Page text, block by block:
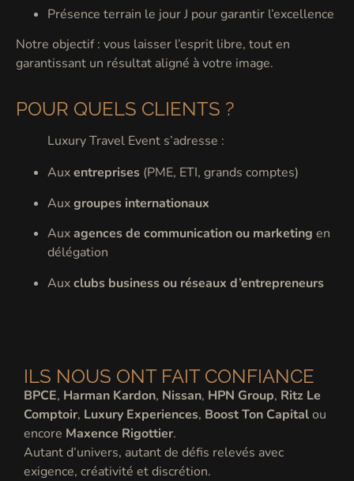
Présence terrain le jour J pour garantir l’excellence
Notre objectif : vous laisser l’esprit libre, tout en
garantissant un résultat aligné à votre image.
POUR QUELS CLIENTS ?
Luxury Travel Event s’adresse :
Auxentreprises (PME, ETI, grands comptes)
Auxgroupes internationaux
Auxagences de communication ou marketing en
délégation
Auxclubs business ou réseaux d’entrepreneurs
ILS NOUS ONT FAIT CONFIANCE
BPCE, Harman Kardon, Nissan, HPN Group, Ritz Le
Comptoir, Luxury Experiences, Boost Ton Capitalou
encore Maxence Rigottier.
Autant d’univers, autant de défis relevés avec
exigence, créativité et discrétion.